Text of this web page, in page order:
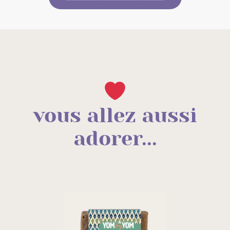
20%, c'est le savon pour la toilette des peaux
vous allez aussi
adorer...